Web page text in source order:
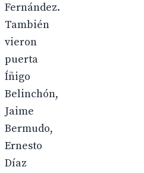
Fernández.
También
vieron
puerta
Íñigo
Belinchón,
Jaime
Bermudo,
Ernesto
Díaz